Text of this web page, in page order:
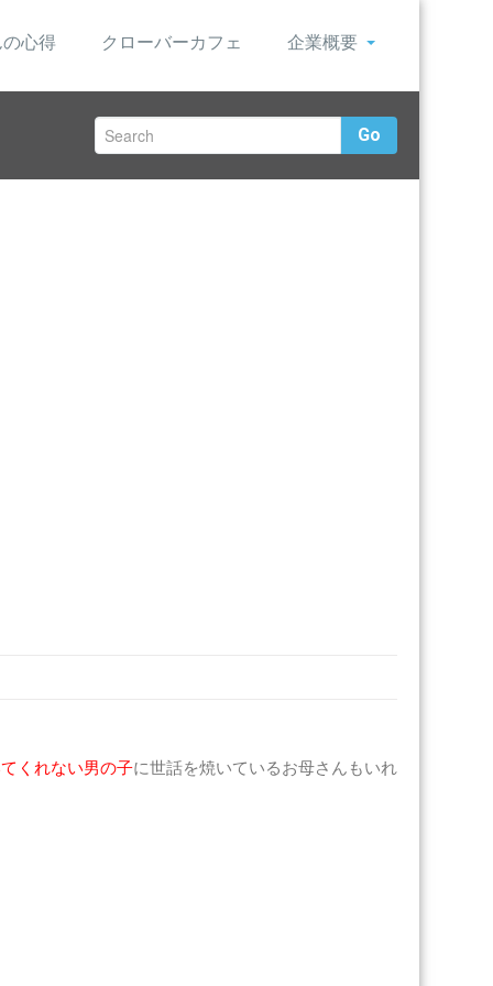
心得 クローバーカフェ 企業概要
Go
くれない男の子に世話を焼いているお母さんもいれ